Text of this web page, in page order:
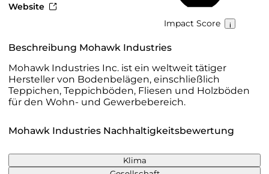
Website
Impact Score
Beschreibung Mohawk Industries
Mohawk Industries Inc. ist ein weltweit tätiger
Hersteller von Bodenbelägen, einschließlich
Teppichen, Teppichböden, Fliesen und Holzböden
für den Wohn- und Gewerbebereich.
Mohawk Industries Nachhaltigkeitsbewertung
Klima